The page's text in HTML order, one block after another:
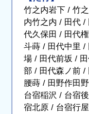
竹之内岩下 / 竹
内竹之内 / 田代 /
代久保田 / 田代
斗蒔 / 田代中里 /
場 / 田代前坂 /
部 / 田代森ノ前 /
腰蒔 / 田野作田
台宿稲沢 / 台宿
宿北原 / 台宿行